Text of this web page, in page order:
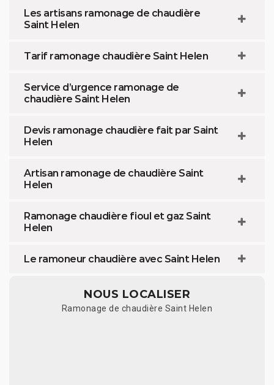
Les artisans ramonage de chaudière
Saint Helen
Tarif ramonage chaudière Saint Helen
Service d’urgence ramonage de
chaudière Saint Helen
Devis ramonage chaudière fait par Saint
Helen
Artisan ramonage de chaudière Saint
Helen
Ramonage chaudière fioul et gaz Saint
Helen
Le ramoneur chaudière avec Saint Helen
NOUS LOCALISER
Ramonage de chaudière Saint Helen